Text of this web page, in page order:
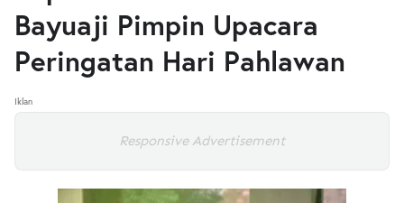
Bayuaji Pimpin Upacara
Peringatan Hari Pahlawan
Iklan
Responsive Advertisement